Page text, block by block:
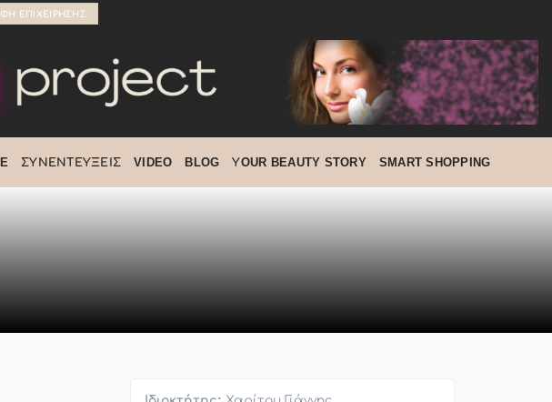
ΕΠΙΧΕΊΡΗΣΗΣ
ΣΥΝΕΝΤΕΎΞΕΙΣ VIDEO BLOG ΥOUR BEAUTY STORY SMART SHOPPING